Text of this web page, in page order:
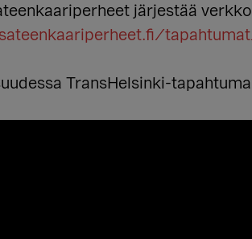
järjestää
TransHelsinki-